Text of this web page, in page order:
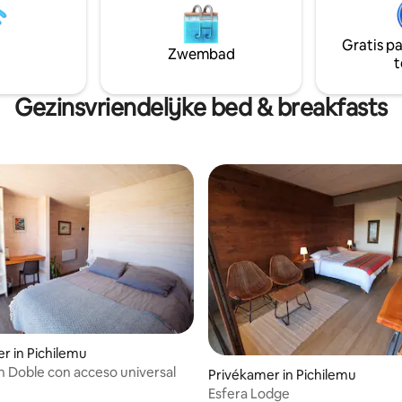
diversos tipos de cocina
está La Quilla con excelente
Zwembad
Gratis
Gezinsvriendelijke bed & breakfasts
van 4,81 op 5, 31 recensies
in Pichilemu
Doble con acceso universal
Privékamer in Pichilemu
Esfera Lodge